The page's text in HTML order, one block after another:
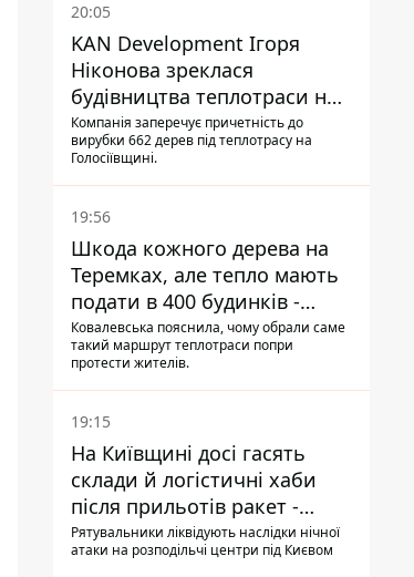
20:05
KAN Development Ігоря
Ніконова зреклася
будівництва теплотраси на
Теремках
Компанія заперечує причетність до
вирубки 662 дерев під теплотрасу на
Голосіївщині.
19:56
Шкода кожного дерева на
Теремках, але тепло мають
подати в 400 будинків -
депутатка Київради
Ковалевська пояснила, чому обрали саме
такий маршрут теплотраси попри
протести жителів.
19:15
На Київщині досі гасять
склади й логістичні хаби
після прильотів ракет -
ДСНС
Рятувальники ліквідують наслідки нічної
атаки на розподільчі центри під Києвом